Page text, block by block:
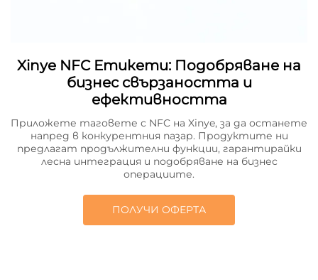
Xinye NFC Етикети: Подобряване на
бизнес свързаността и
ефективността
Приложете таговете с NFC на Xinye, за да останете
напред в конкурентния пазар. Продуктите ни
предлагат продължителни функции, гарантирайки
лесна интеграция и подобряване на бизнес
операциите.
ПОЛУЧИ ОФЕРТА